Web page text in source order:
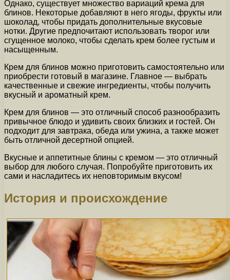
Однако, существует множество вариаций крема для
блинов. Некоторые добавляют в него ягоды, фрукты или
шоколад, чтобы придать дополнительные вкусовые
нотки. Другие предпочитают использовать творог или
сгущенное молоко, чтобы сделать крем более густым и
насыщенным.
Крем для блинов можно приготовить самостоятельно или
приобрести готовый в магазине. Главное — выбрать
качественные и свежие ингредиенты, чтобы получить
вкусный и ароматный крем.
Крем для блинов — это отличный способ разнообразить
привычное блюдо и удивить своих близких и гостей. Он
подходит для завтрака, обеда или ужина, а также может
быть отличной десертной опцией.
Вкусные и аппетитные блины с кремом — это отличный
выбор для любого случая. Попробуйте приготовить их
сами и насладитесь их неповторимым вкусом!
История и происхождение